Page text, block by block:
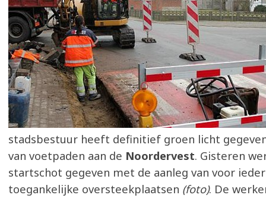
stadsbestuur heeft definitief groen licht
van voetpaden aan de Noordervest. Gisteren
startschot gegeven met de aanleg van voor
toegankelijke oversteekplaatsen (foto). De